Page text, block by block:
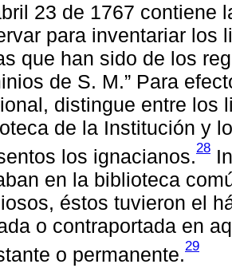
23 de 1767 contiene
para inventariar los
que han sido de los
de S. M.” Para
distingue entre los
de la Institución y
los ignacianos.28
en la biblioteca
éstos tuvieron el
o contraportada en
o permanente.29